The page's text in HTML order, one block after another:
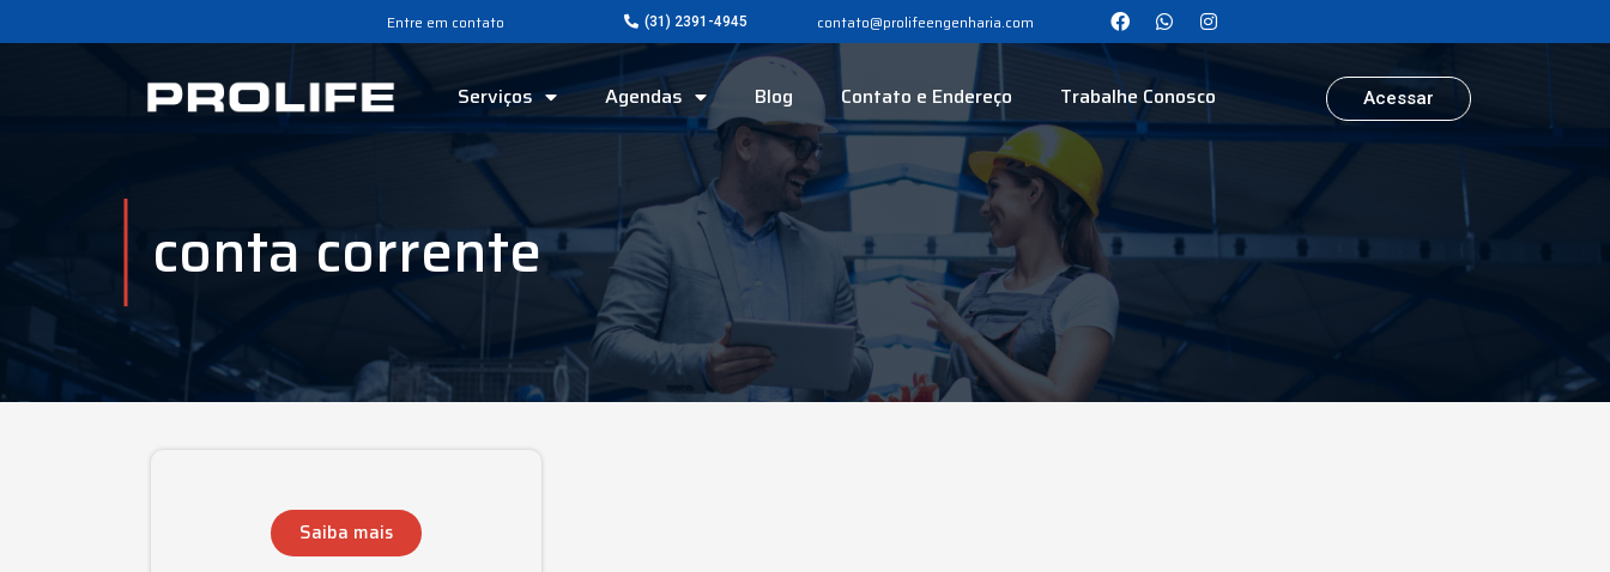
Entre em contato (31) 2391-4945 contato@prolifeengenharia.com
Serviços Agendas Blog Contato e Endereço Trabalhe Conosco Acessar
conta corrente
Saiba mais